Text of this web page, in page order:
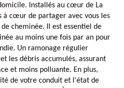
Installés au cœur de La
à cœur de partager avec vous les
cheminée. Il est essentiel de
au moins une fois par an pour
Un ramonage régulier
les débris accumulés, assurant
et moins polluante. En plus,
de votre conduit et l'état de